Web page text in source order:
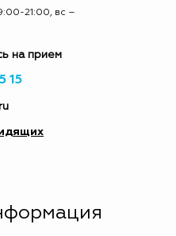
21:00, вс –
на прием
15